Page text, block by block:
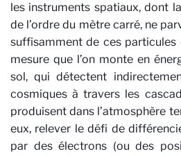
les instruments spatiaux, dont
de l’ordre du mètre carré, ne
suffisamment de ces particules
mesure que l’on monte en
sol, qui détectent
cosmiques à travers les
produisent dans l’atmosphère
eux, relever le défi de
par des électrons (ou des